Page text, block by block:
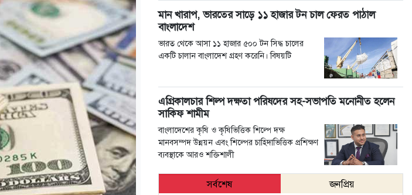
মান খারাপ, ভারতের সাড়ে ১১ হাজার টন চাল ফেরত পাঠাল
বাংলাদেশ
ভারত থেকে আসা ১১ হাজার ৫০০ টন সিদ্ধ চালের
একটি চালান বাংলাদেশ গ্রহণ করেনি। বিষয়টি
এগ্রিকালচার শিল্প দক্ষতা পরিষদের সহ-সভাপতি মনোনীত হলেন
সাকিফ শামীম
বাংলাদেশের কৃষি ও কৃষিভিত্তিক শিল্পে দক্ষ
মানবসম্পদ উন্নয়ন এবং শিল্পের চাহিদাভিত্তিক প্রশিক্ষণ
ব্যবস্থাকে আরও শক্তিশালী
সর্বশেষ
জনপ্রিয়